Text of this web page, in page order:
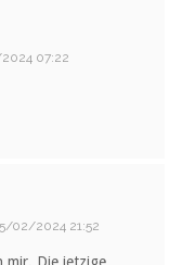
07:22
02/2024 21:52